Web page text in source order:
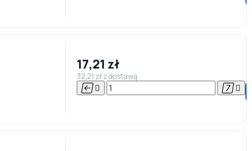
17,21 zł
32,21 zł z dostawą
   